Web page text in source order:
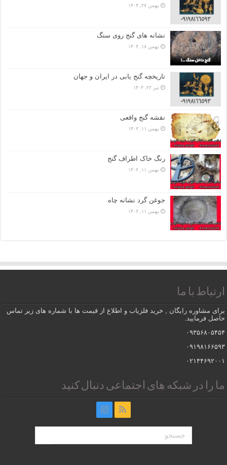
بهمن ۲۷, ۱۴۰۴
نشانه های گنج روی سنگ
بهمن ۱۸, ۱۴۰۴
تاریخچه گنج‌ یابی در ایران و جهان
تیر ۲۲, ۱۴۰۴
نقشه گنج واقعی
بهمن ۱۱, ۱۴۰۲
رنگ خاک اطراف گنج
بهمن ۱۱, ۱۴۰۲
جوغن گرد نشانه چاه
بهمن ۱۱, ۱۴۰۲
ارتباط با ما
برای مشاوره رایگان , خرید فلزیاب و اطلاع از قیمت ها با شماره های زیر تماس
حاصل فرمایید.
۰۹۳۵۶۸۰۵۴۵۴
۰۹۱۹۸۱۶۶۵۹۳
۰۲۱۴۴۶۹۲۰۰۱
ما را در شبکه های اجتماعی دنبال کنید